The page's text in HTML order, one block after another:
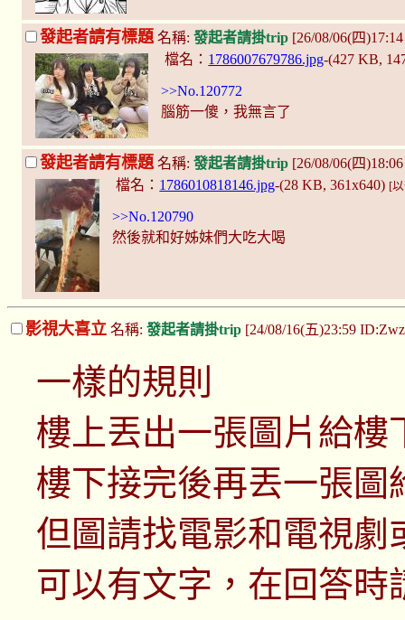
發起者請有標題 名稱: 發起者請掛trip [26/08/06(四
檔名： 1786007679786.jpg-(427 KB,
>>No.120772
腦筋一傻，我無言了
發起者請有標題 名稱: 發起者請掛trip [26/08/06(四
檔名： 1786010818146.jpg-(28 KB, 361x640) [
>>No.120790
然後就和好姊妹們大吃大喝
影視大喜立 名稱: 發起者請掛trip [24/08/16(五)23:59
一樣的規則
樓上丟出一張圖片給樓
樓下接完後再丟一張圖
但圖請找電影和電視劇
可以有文字，在回答時